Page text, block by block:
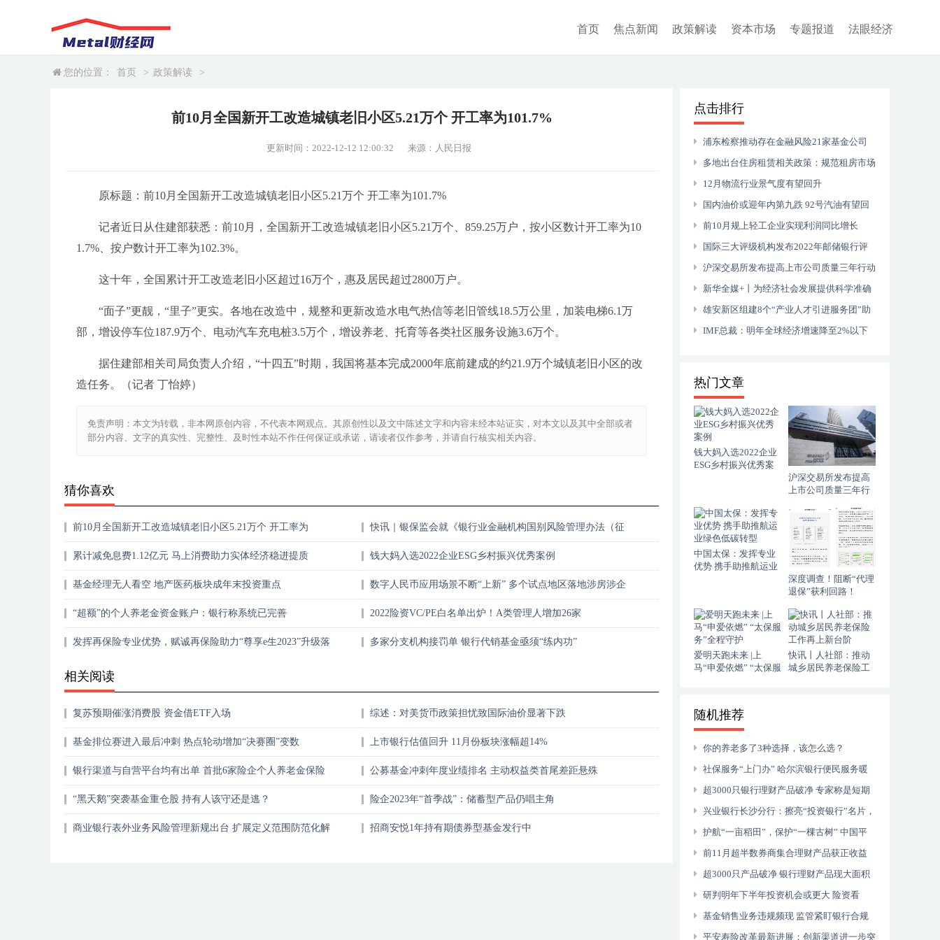
首页 焦点新闻 政策解读 资本市场 专题报道 法眼经济
您的位置： 首页 > 政策解读 >
前10月全国新开工改造城镇老旧小区5.21万个 开工率为101.7%
更新时间：2022-12-12 12:00:32 来源：人民日报
原标题：前10月全国新开工改造城镇老旧小区5.21万个 开工率为101.7%
记者近日从住建部获悉：前10月，全国新开工改造城镇老旧小区5.21万个、859.25万户，按小区数计开工率为10
1.7%、按户数计开工率为102.3%。
这十年，全国累计开工改造老旧小区超过16万个，惠及居民超过2800万户。
“面子”更靓，“里子”更实。各地在改造中，规整和更新改造水电气热信等老旧管线18.5万公里，加装电梯6.1万
部，增设停车位187.9万个、电动汽车充电桩3.5万个，增设养老、托育等各类社区服务设施3.6万个。
据住建部相关司局负责人介绍，“十四五”时期，我国将基本完成2000年底前建成的约21.9万个城镇老旧小区的改
造任务。（记者 丁怡婷）
免责声明：本文为转载，非本网原创内容，不代表本网观点。其原创性以及文中陈述文字和内容未经本站证实，对本文以及其中全部或者
部分内容、文字的真实性、完整性、及时性本站不作任何保证或承诺，请读者仅作参考，并请自行核实相关内容。
猜你喜欢
前10月全国新开工改造城镇老旧小区5.21万个 开工率为
快讯｜银保监会就《银行业金融机构国别风险管理办法（征
累计减免息费1.12亿元 马上消费助力实体经济稳进提质
钱大妈入选2022企业ESG乡村振兴优秀案例
基金经理无人看空 地产医药板块成年末投资重点
数字人民币应用场景不断“上新” 多个试点地区落地涉房涉企
“超额”的个人养老金资金账户：银行称系统已完善
2022险资VC/PE白名单出炉！A类管理人增加26家
发挥再保险专业优势，赋诚再保险助力“尊享e生2023”升级落
多家分支机构接罚单 银行代销基金亟须“练内功”
相关阅读
复苏预期催涨消费股 资金借ETF入场 综述：对美货币政策担忧致国际油价显著下跌
基金排位赛进入最后冲刺 热点轮动增加“决赛圈”变数 上市银行估值回升 11月份板块涨幅超14%
银行渠道与自营平台均有出单 首批6家险企个人养老金保险
公募基金冲刺年度业绩排名 主动权益类首尾差距悬殊
“黑天鹅”突袭基金重仓股 持有人该守还是逃？ 险企2023年“首季战”：储蓄型产品仍唱主角
商业银行表外业务风险管理新规出台 扩展定义范围防范化解
招商安悦1年持有期债券型基金发行中
点击排行
浦东检察推动存在金融风险21家基金公司
提升合规运作水平
多地出台住房租赁相关政策：规范租房市场
保障租户权益
12月物流行业景气度有望回升
国内油价或迎年内第九跌 92号汽油有望回
归“7元时代”
前10月规上轻工企业实现利润同比增长
9.8%国际三大评级机构发布2022年邮储银行评
级结果 继续保持中国银行业领先水平
沪深交易所发布提高上市公司质量三年行动
落实方案
新华全媒+丨为经济社会发展提供科学准确
的统计信息支持——国家统计局副局长蔺涛就
第五次全国经济普查答记者问
雄安新区组建8个“产业人才引进服务团”助
企发展
IMF总裁：明年全球经济增速降至2%以下
热门文章
钱大妈入选2022企业
ESG乡村振兴优秀案
沪深交易所发布提高
上市公司质量三年行
中国太保：发挥专业
优势 携手助推航运业
深度调查！阻断“代理
退保”获利回路！
爱明天跑未来 |上
马“申爱依燃” “太保服
快讯丨人社部：推动
城乡居民养老保险工
随机推荐
你的养老多了3种选择，该怎么选？
社保服务“上门办” 哈尔滨银行便民服务暖
人心超3000只银行理财产品破净 专家称是短期
现象兴业银行长沙分行：擦亮“投资银行”名片，
支持科技创新
护航“一亩稻田”，保护“一棵古树” 中国平
安创新绿色保险助力乡村产业振兴
前11月超半数券商集合理财产品获正收益
新增超2000只产品备案
超3000只产品破净 银行理财产品现大面积
净值回撤现象
研判明年下半年投资机会或更大 险资看
好“安全”与“发展”两大投资主线
基金销售业务违规频现 监管紧盯银行合规
内控平安寿险改革最新进展：创新渠道进一步突